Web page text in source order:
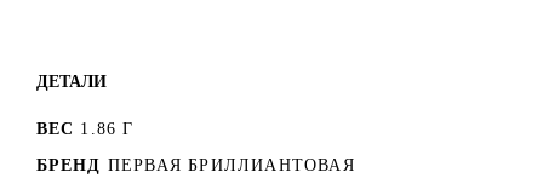
ДЕТАЛИ
ВЕС 1.86 Г
БРЕНД ПЕРВАЯ БРИЛЛИАНТОВАЯ